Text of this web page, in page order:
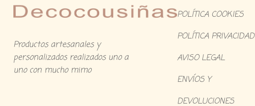
Productos artesanales y
personalizados realizados uno a
uno con mucho mimo
POLÍTICA COOKIES
POLÍTICA PRIVACIDAD
AVISO LEGAL
ENVÍOS Y
DEVOLUCIONES